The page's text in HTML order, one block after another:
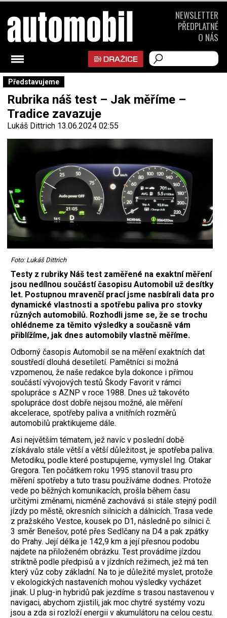
Představujeme
Rubrika náš test – Jak měříme –
Tradice zavazuje
Lukáš Dittrich 13.06.2024 02:55
Foto: Lukáš Dittrich
Testy z rubriky Náš test zaměřené na exaktní měření
jsou nedílnou součástí časopisu Automobil už desítky
let. Postupnou mravenčí prací jsme nasbírali data pro
dynamické vlastnosti a spotřebu paliva pro stovky
různých automobilů. Rozhodli jsme se, že se trochu
ohlédneme za těmito výsledky a současně vám
přiblížíme, jak dnes automobily vlastně měříme.
Odborný časopis Automobil se na měření exaktních dat
soustředí dlouhá desetiletí. Pamětníci si možná
vzpomenou, že naše redakce byla dokonce i přímou
součástí vývojových testů Škody Favorit v rámci
spolupráce s AZNP v roce 1988. Dnes už takovéto
spolupráce dost dobře nejsou možné, ale měření
akcelerace, spotřeby paliva a vnitřních rozměrů
automobilů praktikujeme dále.
Asi největším tématem, jež navíc v poslední době
získávalo stále větší a větší důležitost, je spotřeba paliva.
Metodiku, podle které postupujeme, vymyslel Ing. Otakar
Gregora. Ten počátkem roku 1995 stanovil trasu pro
měření spotřeby a tuto trasu používáme dodnes. Protože
vede po běžných komunikacích, prošla během času
určitými změnami, nicméně zachovává si stále stejný podíl
jízdy po městě, okresních silnicích a dálnicích. Trasa vede
z pražského Vestce, kousek po D1, následně po silnici č.
3 směr Benešov, poté přes Sedlčany na D4 a pak zpátky
do Prahy. Její délka je 142,9 km a její přesnou podobu
najdete na přiloženém obrázku. Test provádíme jízdou
striktně podle předpisů a v jízdních režimech, jež má ten
který vůz coby základní. Na to je důležité myslet, protože
v ekologických nastaveních mohou výsledky vycházet
jinak. U plug-in hybridů pak jezdíme s trasou nastavenou v
navigaci, abychom zjistili, jak moc chytré systémy vozu
jsou a zda si rozloží energii v akumulátoru na celou cestu.
NEWSLETTER
PŘEDPLATNÉ
O NÁS